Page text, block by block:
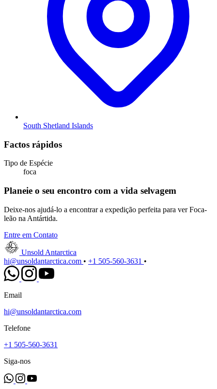
South Shetland Islands
Factos rápidos
Tipo de Espécie
foca
Planeie o seu encontro com a vida selvagem
Deixe-nos ajudá-lo a encontrar a expedição perfeita para ver Foca-
leão na Antártida.
Entre em Contato
Unsold Antarctica
hi@unsoldantarctica.com • +1 505-560-3631 •
Email
hi@unsoldantarctica.com
Telefone
+1 505-560-3631
Siga-nos